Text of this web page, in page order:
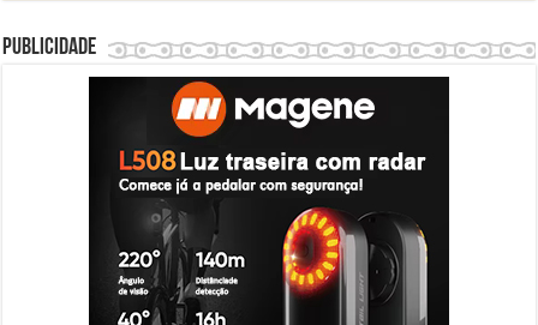
Publicidade